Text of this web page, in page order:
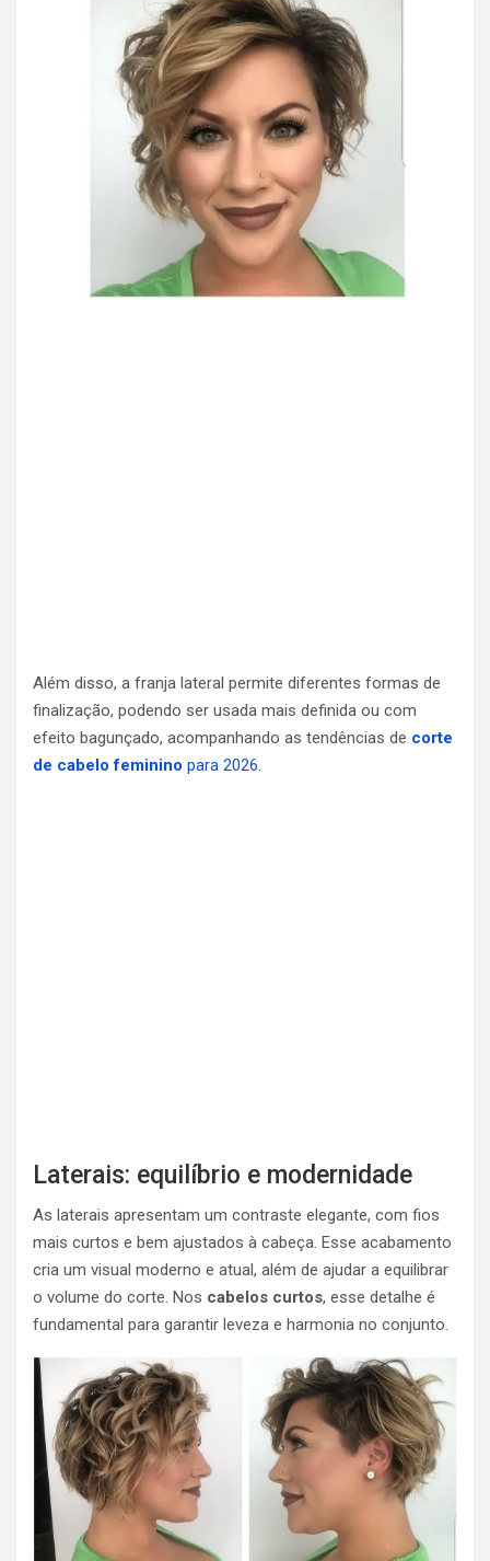
Além disso, a franja lateral permite diferentes formas de
finalização, podendo ser usada mais definida ou com
efeito bagunçado, acompanhando as tendências de corte
de cabelo feminino para 2026.
Laterais: equilíbrio e modernidade
As laterais apresentam um contraste elegante, com fios
mais curtos e bem ajustados à cabeça. Esse acabamento
cria um visual moderno e atual, além de ajudar a equilibrar
o volume do corte. Nos cabelos curtos, esse detalhe é
fundamental para garantir leveza e harmonia no conjunto.